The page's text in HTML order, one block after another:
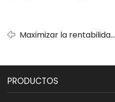
Maximizar la rentabilidad:
corte por láser.
PRODUCTOS